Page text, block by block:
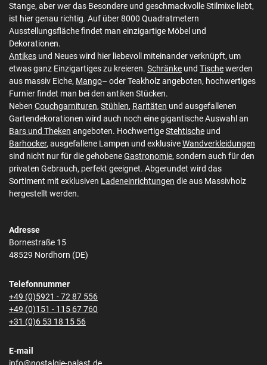
Stange, aber wer das Besondere und geschmackvolle Stilmixe liebt,
ist hier genau richtig. Auf über 8000 Quadratmetern
Ausstellungsfläche findet man einzigartige Möbel und
Dekorationen.
Antikes und Neues wird hier liebevoll miteinander verknüpft, um
etwas ganz Einzigartiges zu kreieren. Schränke und Tischewerden
aus massiv Eiche, Mango– oder Teakholz angeboten, hochwertiges
Furnier findet man bei den antiken Stücken.
Neben Couchgarnituren, Stühlen, Raritäten und ausgefallenen
Gartendekorationen wird auch noch eine gigantische Auswahl an
Bars und Theken angeboten. HochwertigeStehtische und
Barhocker, ausgefallene Lampen und exklusiveWandverkleidungen
sind nicht nur für die gehobeneGastronomie, sondern auch für den
privaten Gebrauch, perfekt geeignet. Abgerundet wird das
Sortiment mit exklusiven Ladeneinrichtungen die aus Massivholz
hergestellt werden.
Adresse
Bornestraße 15
48529 Nordhorn (DE)
Telefonnummer
+49 (0)5921 - 72 87 556
+49 (0)151 - 115 67 760
+31 (0)6 53 18 15 56
E-mail